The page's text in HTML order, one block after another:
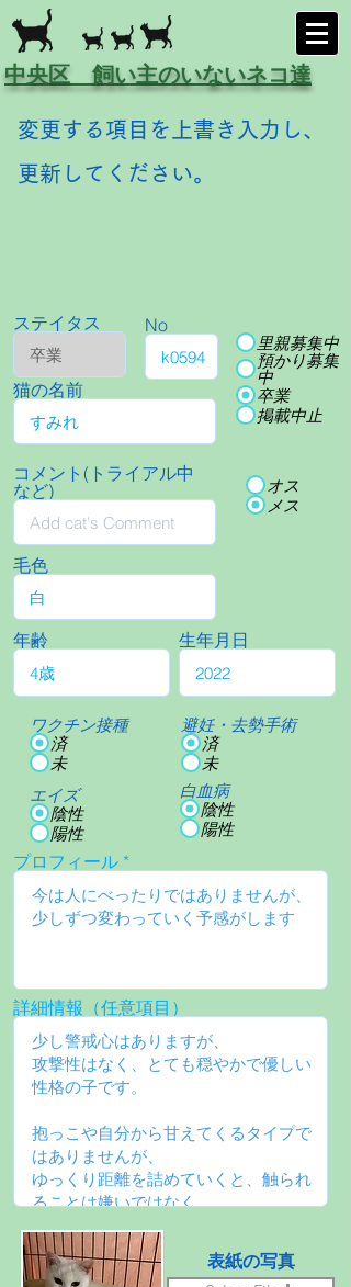
中央区 飼い主のいないネコ達
変更する項目を上書き入力し、
更新してください。
ステイタス No
猫の名前
里親募集中
預かり募集
中
卒業
掲載中止
コメント(トライアル中
など)
オス
メス
毛色
年齢
ワクチン接種
済
未
エイズ
陰性
陽性
生年月日
避妊・去勢手術
済
未
白血病
陰性
陽性
プロフィール
詳細情報（任意項目）
表紙の写真